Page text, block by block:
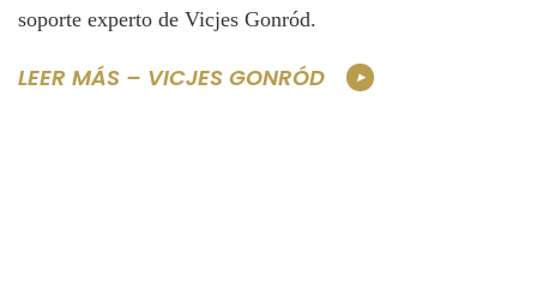
soporte experto de Vicjes Gonród.
LEER MÁS – VICJES GONRÓD